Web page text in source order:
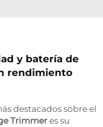
y batería de
rendimiento
destacados sobre el
Trimmer es su